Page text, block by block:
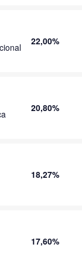
22,00%
20,80%
18,27%
17,60%